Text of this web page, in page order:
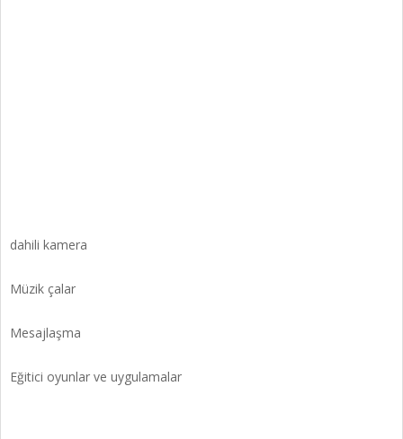
dahili kamera
Müzik çalar
Mesajlaşma
Eğitici oyunlar ve uygulamalar